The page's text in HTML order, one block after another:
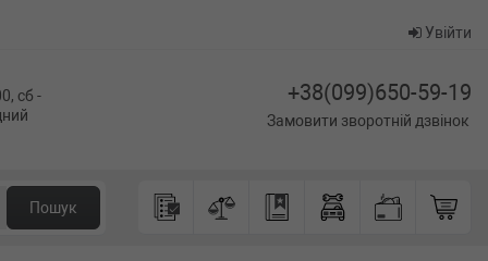
Увійти
сб -
+38(099)650-59-19
Замовити зворотній дзвінок
Пошук